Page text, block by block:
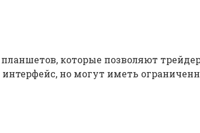
которые позволяют
но могут иметь